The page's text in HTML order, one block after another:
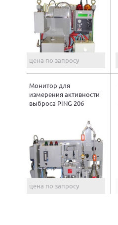
цена по запросу
Монитор для
измерения активности
выброса PING 206
цена по запросу